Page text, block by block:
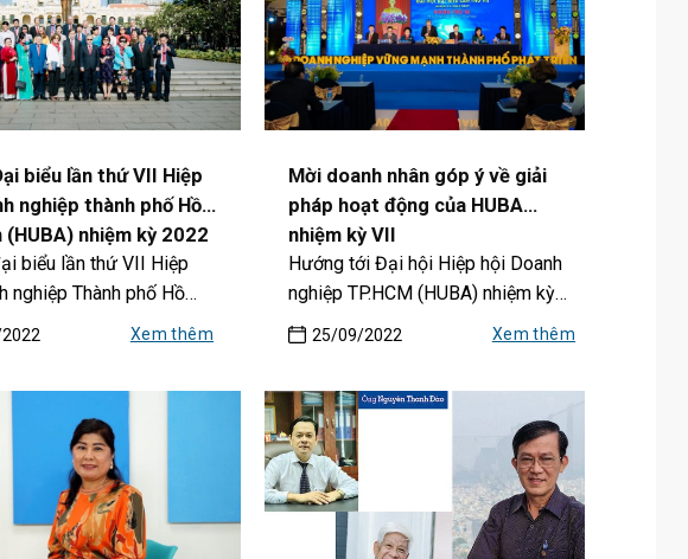
biểu lần thứ VII Hiệp
nghiệp thành phố Hồ
(HUBA) nhiệm kỳ 2022
biểu lần thứ VII Hiệp
nghiệp Thành phố Hồ
Xem thêm
Mời doanh nhân góp ý về giải
pháp hoạt động của HUBA
nhiệm kỳ VII
25/09/2022
Hướng tới Đại hội Hiệp hội Doanh
nghiệp TP.HCM (HUBA) nhiệm kỳ
VII (2022-2027), HUBA...Xem thêm